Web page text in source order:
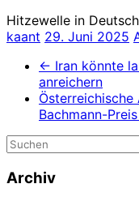
Hitzewelle in
kaant 29. Juni 2025
← Iran könnte
anreichern
Bachmann-Preis
Archiv